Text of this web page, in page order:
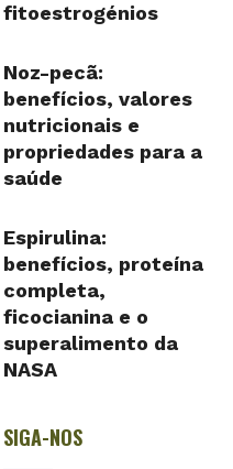
fitoestrogénios
Noz-pecã:
benefícios, valores
nutricionais e
propriedades para a
saúde
Espirulina:
benefícios, proteína
completa,
ficocianina e o
superalimento da
NASA
SIGA-NOS